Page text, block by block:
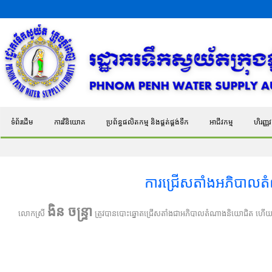
ទំព័រដើម ការវិនិយោគ ប្រព័ន្ធផលិតកម្ម និងផ្គត់ផ្គង់ទឹក អាជីវកម្ម ហិរញ្ញវ
ការជ្រើសតាំងអភិបា
លោកស្រី ងិន ចន្ទ្រា ត្រូវបានបោះឆ្នោតជ្រើសតាំងជាអភិបាលតំណាងនិយោជិត ហើយ